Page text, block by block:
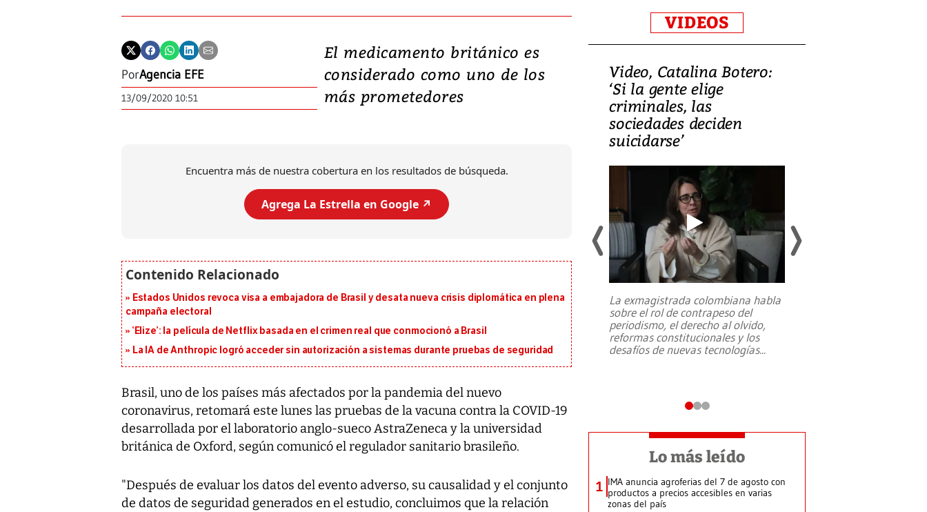
PorAgencia EFE
13/09/2020 10:51
El medicamento británico es
considerado como uno de los
más prometedores
Encuentra más de nuestra cobertura en los resultados de búsqueda.
Agrega La Estrella en Google ↗️
Estados Unidos revoca visa a embajadora de Brasil y desata nueva crisis diplomática en plena
campaña electoral
‘Elize’: la película de Netflix basada en el crimen real que conmocionó a Brasil
La IA de Anthropic logró acceder sin autorización a sistemas durante pruebas de seguridad
Brasil, uno de los países más afectados por la pandemia del nuevo
coronavirus, retomará este lunes las pruebas de la vacuna contra la COVID-19
desarrollada por el laboratorio anglo-sueco AstraZeneca y la universidad
británica de Oxford, según comunicó el regulador sanitario brasileño.
"Después de evaluar los datos del evento adverso, su causalidad y el conjunto
de datos de seguridad generados en el estudio, concluimos que la relación
VIDEOS
Video, Japón: Terremoto
deja heridos y graves
daños en Kumamoto
Un fuerte terremoto de magnitud
julio en la prefectura de Kumamoto,
al sur de Japón, provocando una
Video, Catalina Botero:
‘Si la gente elige
criminales, las
sociedades deciden
suicidarse’
La exmagistrada colombiana habla
sobre el rol de contrapeso del
periodismo, el derecho al olvido,
reformas constitucionales y los
desafíos de nuevas tecnologías...
Lo más leído
1 IMA anuncia agroferias del 7 de agosto con
productos a precios accesibles en varias
zonas del país